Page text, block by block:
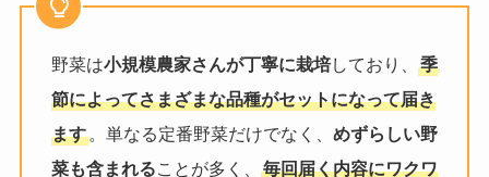
野菜は小規模農家さんが丁寧に栽培しており、
季
節によってさまざまな品種がセットになって届き
ます。単なる定番野菜だけでなく、 めずらしい野
菜も含まれることが多く、
毎回届く内容にワクワ